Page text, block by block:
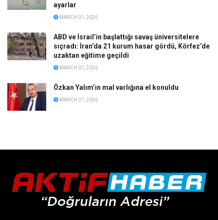
ayarlar
MARCH 31, 2026
ABD ve İsrail’in başlattığı savaş üniversitelere
sıçradı: İran’da 21 kurum hasar gördü, Körfez’de
uzaktan eğitime geçildi
MARCH 31, 2026
Özkan Yalım’ın mal varlığına el konuldu
MARCH 31, 2026